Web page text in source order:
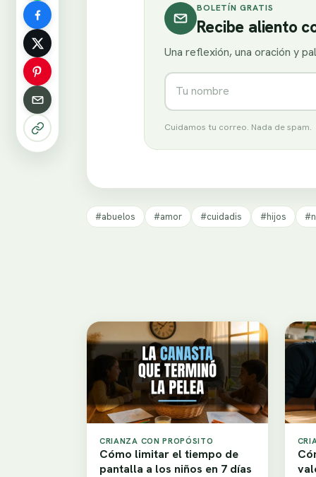
BOLETÍN GRATIS
Recibe aliento
Una reflexión, una oración y
Nombre
Cuidamos tu correo. Nada de spam.
#abuelos #amor #cuidadis #hijos
CRIANZA CON PROPÓSITO
Cómo limitar el tiempo de
pantalla a los niños en 7 días